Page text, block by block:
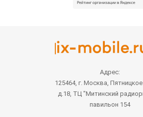
Адрес:
125464, г. Москва,
д.18, ТЦ "Митинский
павильон 154